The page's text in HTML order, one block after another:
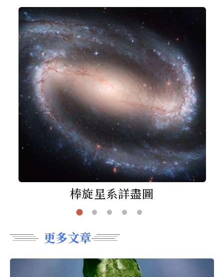
棒旋星系詳盡圖
更多文章